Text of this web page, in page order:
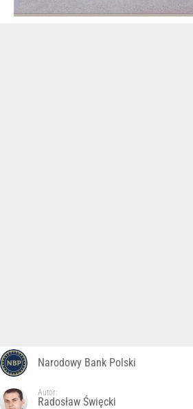
Narodowy Bank Polski
Autor:
Radosław Święcki